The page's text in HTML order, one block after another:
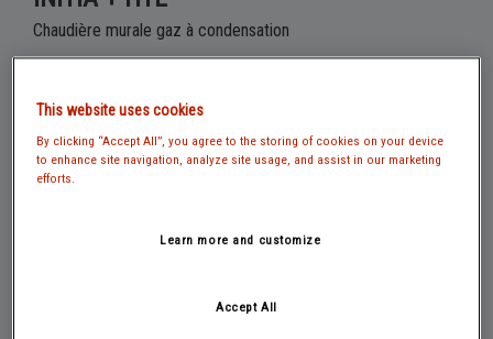
Chaudière murale gaz à condensation
Prix public conseillé HT : De 3 168,40 € à 5 448,50 €
meilleur de la technologie. En neuf comme en rénovation, elle
est la réponse idéale à vos exigences d'économies et de
This website uses cookies
By clicking “Accept All”, you agree to the storing of cookies on your device
to enhance site navigation, analyze site usage, and assist in our marketing
efforts.
Learn more and customize
Accept All